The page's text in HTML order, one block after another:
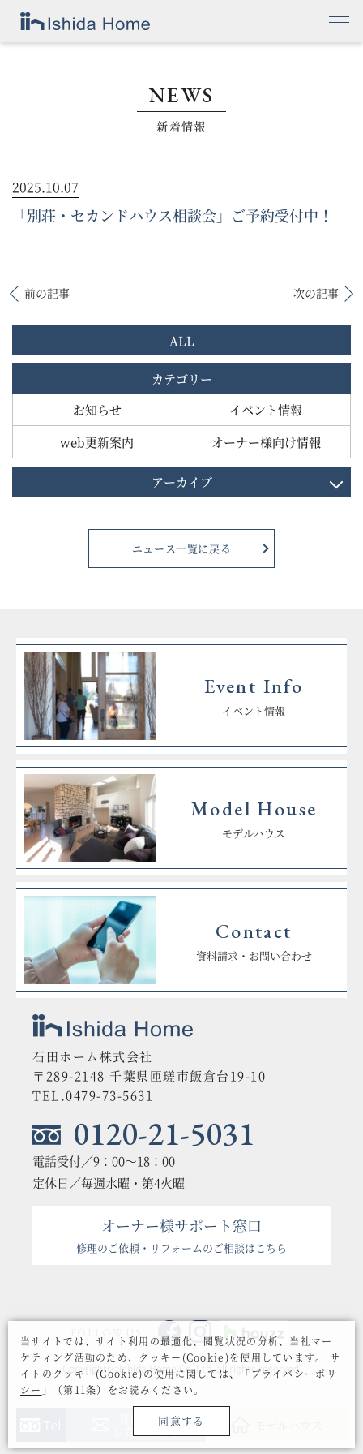
当サイトでは、サイト利用の最適化、閲覧状況の分析、当社マー
ケティング活動のため、クッキー(Cookie)を使用しています。
サ
イトのクッキー(Cookie)の使用に関しては、「 プライバシーポリ
シー 」（第11条）をお読みください。
同意する
NEWS
新着情報
2025.10.07
「別荘・セカンドハウス相談会」ご予約受付中！
前の記事 次の記事
ALL
カテゴリー
お知らせ
イベント情報
web更新案内
オーナー様向け情報
アーカイブ
ニュース一覧に戻る
資料請求・
お問い合わせ
Event Info
イベント情報
Model House
モデルハウス
Contact
資料請求・お問い合わせ
石田ホーム株式会社
〒289-2148 千葉県匝瑳市飯倉台19-10
TEL.0479-73-5631
0120-21-5031
電話受付／9：00〜18：00
定休日／毎週水曜・第4火曜
オーナー様サポート窓口
修理のご依頼・リフォームのご相談はこちら
Copyrights©Ishida Home Co.,Ltd. all rights reserved.